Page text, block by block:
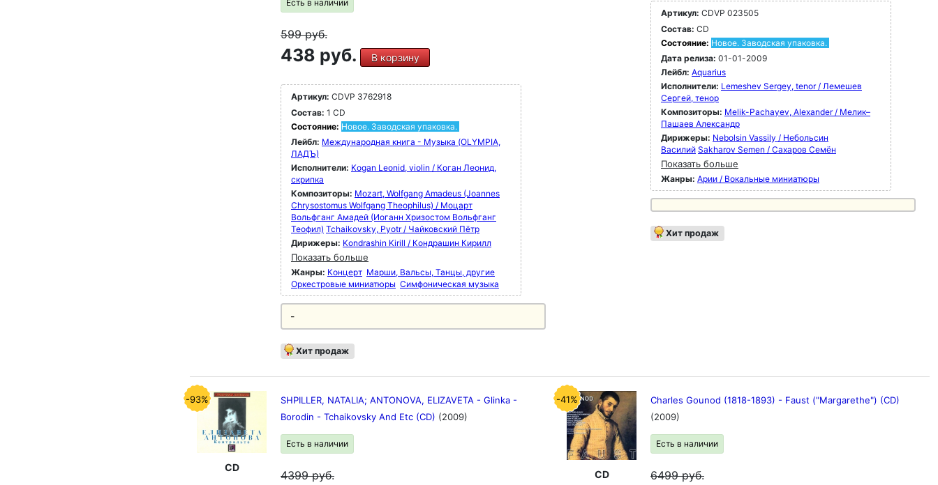
Есть в наличии
599руб.
438 руб. В корзину
Артикул: CDVP 3762918
Состав: 1 CD
Состояние: Новое. Заводская упаковка.
Лейбл: Международная книга - Музыка (OLYMPIA,
ЛАДЪ)
Исполнители: Kogan Leonid, violin / Коган Леонид,
скрипка
Композиторы: Mozart, Wolfgang Amadeus (Joannes
Chrysostomus Wolfgang Theophilus) / Моцарт
Вольфганг Амадей (Иоганн Хризостом Вольфганг
Теофил) Tchaikovsky, Pyotr / Чайковский Пётр
Дирижеры: Kondrashin Kirill / Кондрашин Кирилл
Показать больше
Жанры: Концерт Марши, Вальсы, Танцы, другие
Оркестровые миниатюры Симфоническая музыка
-
Хит продаж
Артикул: CDVP 023505
Состав: CD
Состояние: Новое. Заводская упаковка.
Дата релиза: 01-01-2009
Лейбл: Aquarius
Исполнители: Lemeshev Sergey, tenor / Лемешев
Сергей, тенор
Композиторы: Melik-Pachayev, Alexander / Мелик–
Пашаев Александр
Дирижеры: Nebolsin Vassily / Небольсин
Василий Sakharov Semen / Сахаров Семён
Показать больше
Жанры: Арии / Вокальные миниатюры
Хит продаж
-93%
CD
SHPILLER, NATALIA; ANTONOVA, ELIZAVETA - Glinka -
Borodin - Tchaikovsky And Etc (CD) (2009)
Есть в наличии
4399руб.
-41%
CD
Charles Gounod (1818-1893) - Faust ("Margarethe") (CD)
(2009)
Есть в наличии
6499руб.